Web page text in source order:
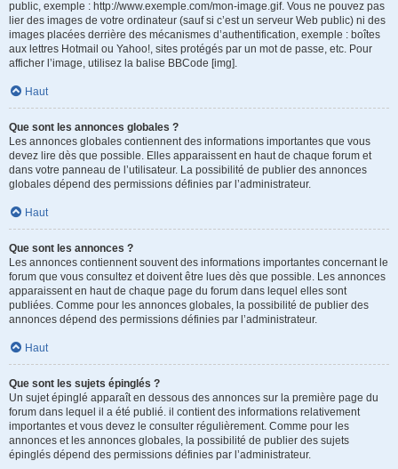
public, exemple : http://www.exemple.com/mon-image.gif. Vous ne pouvez pas
lier des images de votre ordinateur (sauf si c’est un serveur Web public) ni des
images placées derrière des mécanismes d’authentification, exemple : boîtes
aux lettres Hotmail ou Yahoo!, sites protégés par un mot de passe, etc. Pour
afficher l’image, utilisez la balise BBCode [img].
Haut
Que sont les annonces globales ?
Les annonces globales contiennent des informations importantes que vous
devez lire dès que possible. Elles apparaissent en haut de chaque forum et
dans votre panneau de l’utilisateur. La possibilité de publier des annonces
globales dépend des permissions définies par l’administrateur.
Haut
Que sont les annonces ?
Les annonces contiennent souvent des informations importantes concernant le
forum que vous consultez et doivent être lues dès que possible. Les annonces
apparaissent en haut de chaque page du forum dans lequel elles sont
publiées. Comme pour les annonces globales, la possibilité de publier des
annonces dépend des permissions définies par l’administrateur.
Haut
Que sont les sujets épinglés ?
Un sujet épinglé apparaît en dessous des annonces sur la première page du
forum dans lequel il a été publié. il contient des informations relativement
importantes et vous devez le consulter régulièrement. Comme pour les
annonces et les annonces globales, la possibilité de publier des sujets
épinglés dépend des permissions définies par l’administrateur.